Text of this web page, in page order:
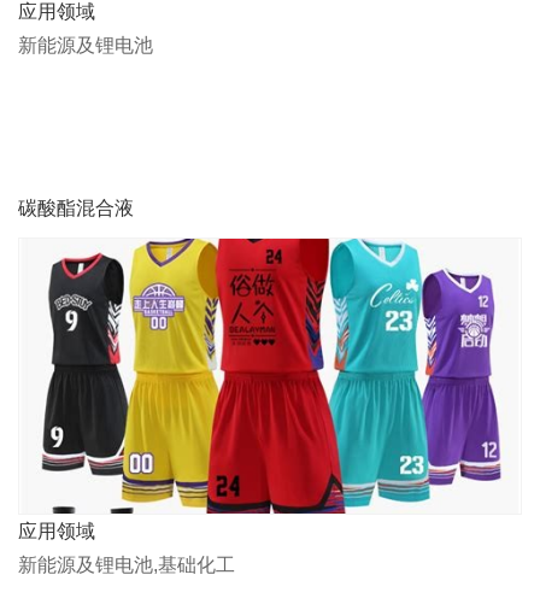
应用领域
新能源及锂电池
碳酸酯混合液
应用领域
新能源及锂电池,基础化工